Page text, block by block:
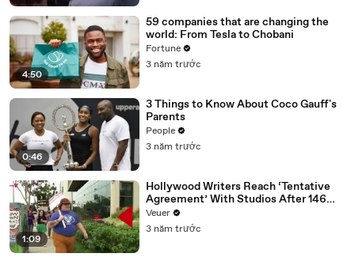
4:50
59 companies that are changing the
world: From Tesla to Chobani
Fortune
3 năm trước
0:46
3 Things to Know About Coco Gauff's
Parents
People
3 năm trước
1:09
Hollywood Writers Reach ‘Tentative
Agreement’ With Studios After 146
Day Strike
Veuer
3 năm trước